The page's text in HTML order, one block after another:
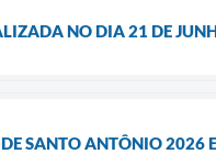
NO DIA 21 DE
SANTO ANTÔNIO 2026